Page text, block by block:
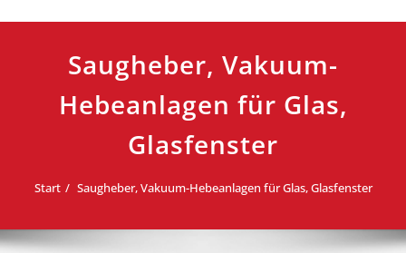
Saugheber, Vakuum-
Hebeanlagen für Glas,
Glasfenster
Start Saugheber, Vakuum-Hebeanlagen für Glas, Glasfenster